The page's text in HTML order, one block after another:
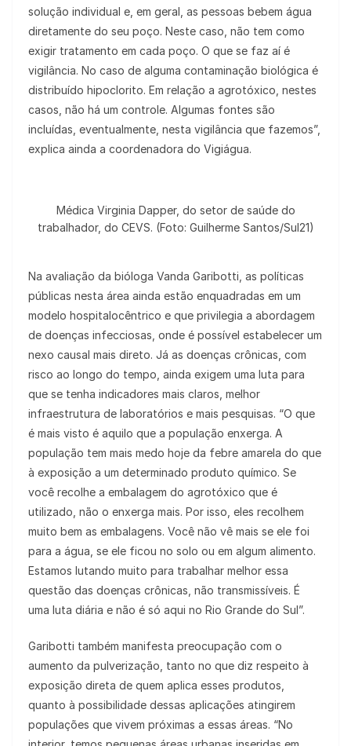
solução individual e, em geral, as pessoas bebem água
diretamente do seu poço. Neste caso, não tem como
exigir tratamento em cada poço. O que se faz aí é
vigilância. No caso de alguma contaminação biológica é
distribuído hipoclorito. Em relação a agrotóxico, nestes
casos, não há um controle. Algumas fontes são
incluídas, eventualmente, nesta vigilância que fazemos”,
explica ainda a coordenadora do Vigiágua.
Médica Virginia Dapper, do setor de saúde do
trabalhador, do CEVS. (Foto: Guilherme Santos/Sul21)
Na avaliação da bióloga Vanda Garibotti, as políticas
públicas nesta área ainda estão enquadradas em um
modelo hospitalocêntrico e que privilegia a abordagem
de doenças infecciosas, onde é possível estabelecer um
nexo causal mais direto. Já as doenças crônicas, com
risco ao longo do tempo, ainda exigem uma luta para
que se tenha indicadores mais claros, melhor
infraestrutura de laboratórios e mais pesquisas. “O que
é mais visto é aquilo que a população enxerga. A
população tem mais medo hoje da febre amarela do que
à exposição a um determinado produto químico. Se
você recolhe a embalagem do agrotóxico que é
utilizado, não o enxerga mais. Por isso, eles recolhem
muito bem as embalagens. Você não vê mais se ele foi
para a água, se ele ficou no solo ou em algum alimento.
Estamos lutando muito para trabalhar melhor essa
questão das doenças crônicas, não transmissíveis. É
uma luta diária e não é só aqui no Rio Grande do Sul”.
Garibotti também manifesta preocupação com o
aumento da pulverização, tanto no que diz respeito à
exposição direta de quem aplica esses produtos,
quanto à possibilidade dessas aplicações atingirem
populações que vivem próximas a essas áreas. “No